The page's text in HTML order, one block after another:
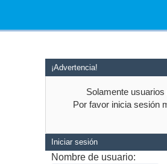
¡Advertencia!
Solamente
Por favor inicia sesión
Iniciar sesión
Nombre de usuario: